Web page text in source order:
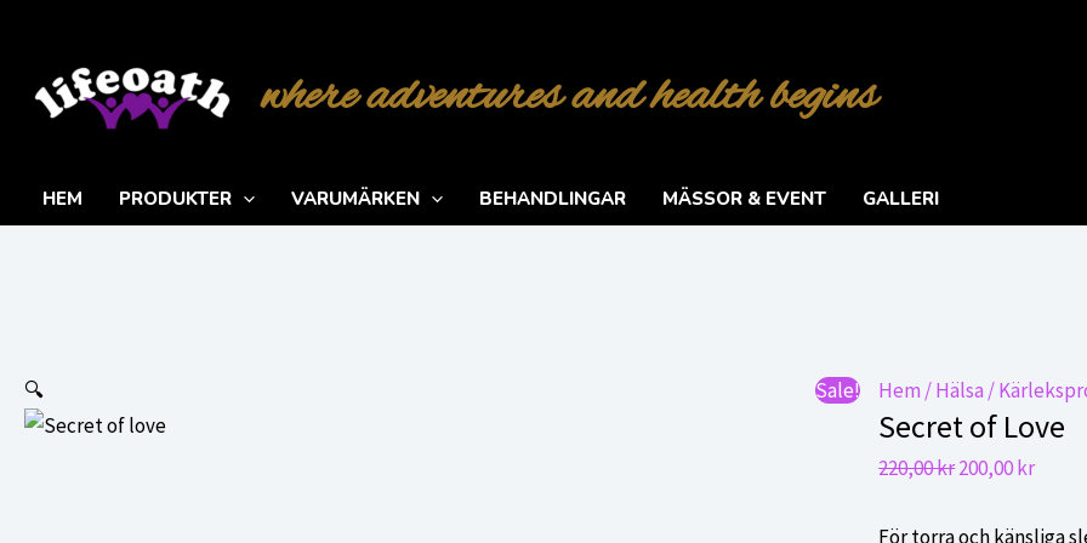
innehåll
where adventures and health begins
HEM PRODUKTER VARUMÄRKEN BEHANDLINGAR MÄSSOR & EVENT GALLERI
Sale!
🔍 Hem /Hälsa /
Secret of Love
220,00krDet
priset
200,00krDet
priset
För torra och känsliga